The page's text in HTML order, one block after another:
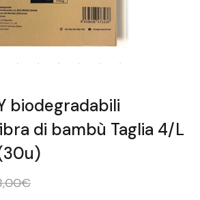
biodegradabili
di bambù Taglia 4/L